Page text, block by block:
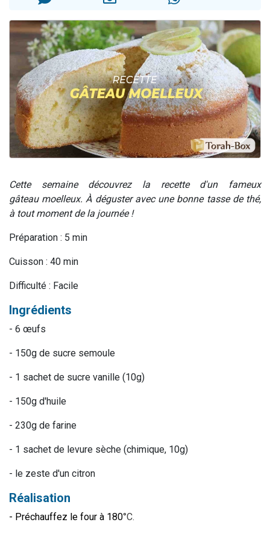
30 personnes viennent de faire un don pour Sauvez la jambe de Yohan
Il reste 49 places pour étudier en groupe sur Zoom
12 nouvelles musiques dans Torah-Box Music
29 personnes viennent de demander une bénédiction
Cette semaine découvrez la recette d'un fameux
gâteau moelleux. À déguster avec une bonne tasse de thé,
à tout moment de la journée !
Préparation : 5 min
Cuisson : 40 min
Difficulté : Facile
Ingrédients
- 6 œufs
- 150g de sucre semoule
- 1 sachet de sucre vanille (10g)
- 150g d'huile
- 230g de farine
- 1 sachet de levure sèche (chimique, 10g)
- le zeste d'un citron
Réalisation
- Préchauffez le four à 180°C.